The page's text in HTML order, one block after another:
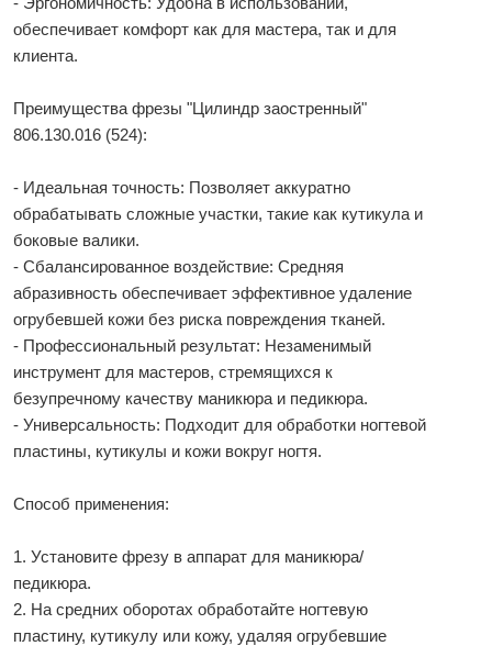
обеспечивает комфорт как для мастера, так и для
клиента.
Преимущества фрезы "Цилиндр заостренный"
806.130.016 (524):
- Идеальная точность: Позволяет аккуратно
обрабатывать сложные участки, такие как кутикула и
боковые валики.
- Сбалансированное воздействие: Средняя
абразивность обеспечивает эффективное удаление
огрубевшей кожи без риска повреждения тканей.
- Профессиональный результат: Незаменимый
инструмент для мастеров, стремящихся к
безупречному качеству маникюра и педикюра.
- Универсальность: Подходит для обработки ногтевой
пластины, кутикулы и кожи вокруг ногтя.
Способ применения:
1. Установите фрезу в аппарат для маникюра/
педикюра.
2. На средних оборотах обработайте ногтевую
пластину, кутикулу или кожу, удаляя огрубевшие